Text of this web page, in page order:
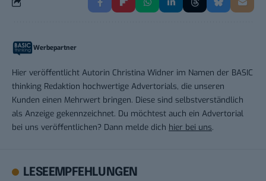
Werbepartner
Hier veröffentlicht Autorin Christina Widner im Namen der BASIC
thinking Redaktion hochwertige Advertorials, die unseren
Kunden einen Mehrwert bringen. Diese sind selbstverständlich
als Anzeige gekennzeichnet. Du möchtest auch ein Advertorial
bei uns veröffentlichen? Dann melde dich hier bei uns.
LESEEMPFEHLUNGEN